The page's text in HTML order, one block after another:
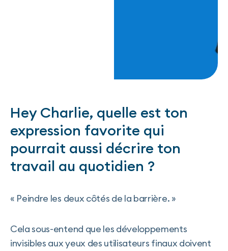
Hey Charlie, quelle est ton
expression favorite qui
pourrait aussi décrire ton
travail au quotidien ?
« Peindre les deux côtés de la barrière. »
Cela sous-entend que les développements
invisibles aux yeux des utilisateurs finaux doivent